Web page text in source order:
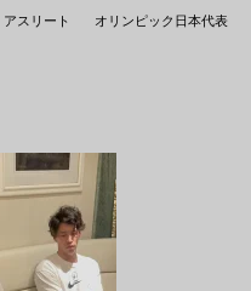
アスリート
オリンピック日本代表